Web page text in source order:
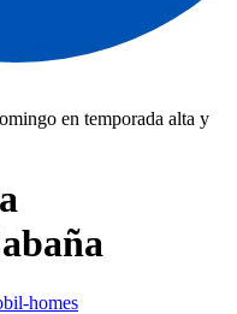
en temporada alta y
homes